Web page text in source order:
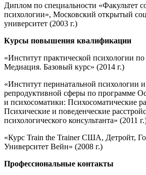
Диплом по специальности «Факультет
психологии», Московский открытый
университет (2003 г.)
Курсы повышения квалификации
«Институт практической психологии
Медиация. Базовый курс» (2014 г.)
«Институт перинатальной психологии
репродуктивной сферы по программе
и психосоматики: Психосоматические
Психические и поведенческие
психологического консультанта» (2011
«Курс Train the Trainer США, Детройт,
Университет Вейн» (2008 г.)
Профессиональные контакты